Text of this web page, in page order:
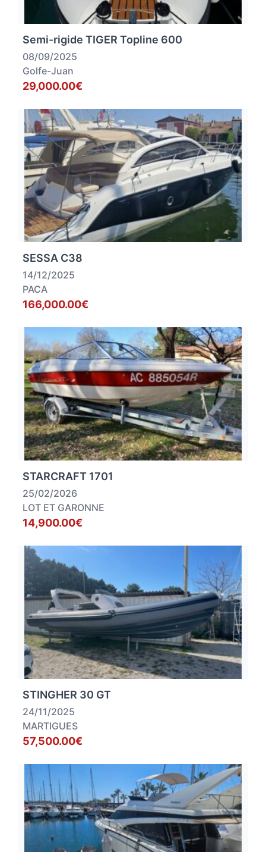
Semi-rigide TIGER Topline 600
08/09/2025
Golfe-Juan
29,000.00€
SESSA C38
14/12/2025
PACA
166,000.00€
STARCRAFT 1701
25/02/2026
LOT ET GARONNE
14,900.00€
STINGHER 30 GT
24/11/2025
MARTIGUES
57,500.00€